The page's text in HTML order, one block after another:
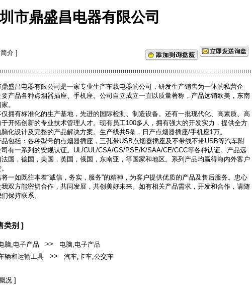
市鼎盛昌电器有限公司
介 ]
鼎盛昌电器有限公司是一家专业生产车载电器的公司，研发生产销售为一体的私营企
要产品各种点烟器插座、手机座。公司自立成立一直以质量著称，产品远销欧美，东南
。
仅拥有标准化的生产基地，先进的国际检测、制造设备。还有一批现代化、高素质、高
开拓创新的专业技术管理人才。现有员工100多人，拥有强大的开发实力，提供全方
化设计及完整的产品解决方案。生产线共5条，日产点烟器插座/手机座1万。
品包括：各种型号的点烟器插座，三孔带USB点烟器插座及不带线不带USB等汽车附
司有一系列的安规认证。UL/CUL/CSA/GS/PSE/K/SAA/CE/CCC等各种认证。产品远
国，德国，美国，英国，俄国，东南亚，等国家和地区。系列产品均赢得海内外客户
将一如既往本着“诚信，务实，服务”的精神，为客户提供优质的产品及售后服务。忠心
我双方能密切合作，共同发展，共创美好未来。如有相关产品需求，开发和合作，请随
保持联系。
类别 ]
脑,电子产品 >>
电脑,电子产品
辆和运输工具 >> 汽车,卡车,公交车
况 ]